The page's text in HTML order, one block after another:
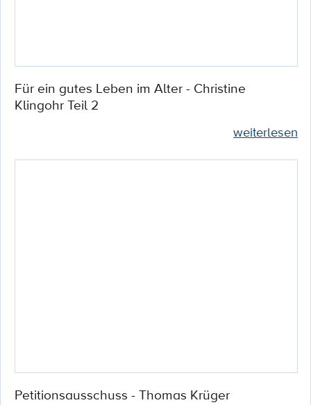
Für ein gutes Leben im Alter - Christine
Klingohr Teil 2
weiterlesen
Petitionsausschuss - Thomas Krüger